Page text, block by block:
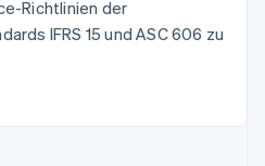
Richtlinien der
IFRS 15 und ASC 606 zu